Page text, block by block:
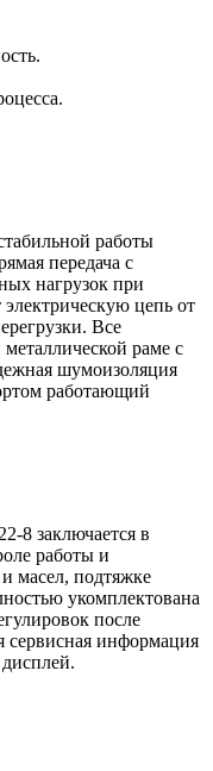
работы
передача с
нагрузок при
цепь от
Все
раме с
шумоизоляция
работающий
8 заключается в
работы и
масел, подтяжке
укомплектована
после
сервисная информация